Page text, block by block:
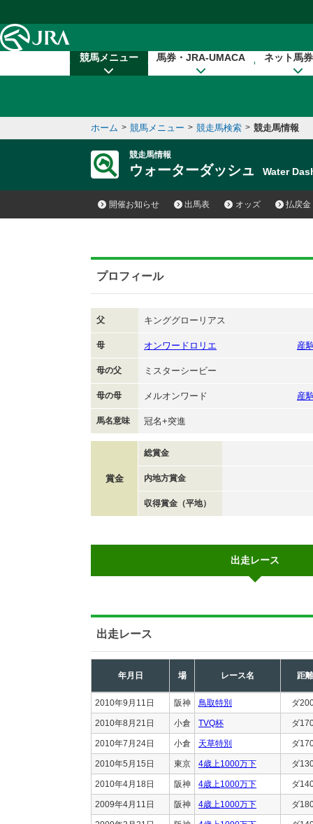
競馬メニュー 馬券・JRA-UMACA ネット馬
ホーム > 競馬メニュー > 競走馬検索 > 競走馬情報
競走馬情報
ウォーターダッシュ Water
開催お知らせ 出馬表 オッズ 払戻金
プロフィール
父 キンググローリアス
母 オンワードロリエ 産
母の父 ミスターシービー
母の母 メルオンワード 産
馬名意味 冠名+突進
賞金
総賞金
内地方賞金
収得賞金（平地）
出走レース
出走レース
年月日 場 レース名 距離
2010年9月11日 阪神 鳥取特別 ダ
2010年8月21日 小倉 TVQ杯 ダ
2010年7月24日 小倉 天草特別 ダ
2010年5月15日 東京 4歳上1000万下 ダ
2010年4月18日 阪神 4歳上1000万下 ダ
2009年4月11日 阪神 4歳上1000万下 ダ